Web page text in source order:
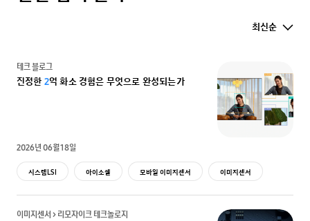
최신순
테크 블로그
진정한 2억 화소 경험은 무엇으로 완성되는가
2026년 06월 18일
시스템LSI 아이소셀 모바일 이미지센서 이미지센서
이미지센서 > 리모자이크 테크놀로지